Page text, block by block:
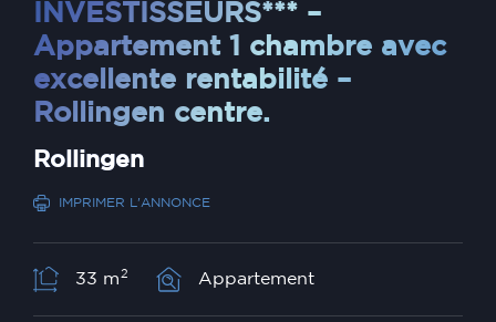
INVESTISSEURS*** –
Appartement 1 chambre avec
excellente rentabilité –
Rollingen centre.
Rollingen
IMPRIMER L'ANNONCE
33 m 2 Appartement